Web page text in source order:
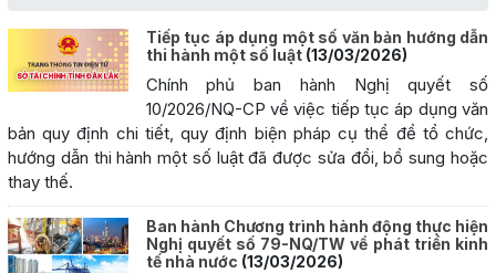
Tiếp tục áp dụng một số văn bản hướng dẫn
thi hành một số luật (13/03/2026)
Chính phủ ban hành Nghị quyết số
10/2026/NQ-CP về việc tiếp tục áp dụng văn
bản quy định chi tiết, quy định biện pháp cụ thể để tổ chức,
hướng dẫn thi hành một số luật đã được sửa đổi, bổ sung hoặc
thay thế.
Ban hành Chương trình hành động thực hiện
Nghị quyết số 79-NQ/TW về phát triển kinh
tế nhà nước (13/03/2026)